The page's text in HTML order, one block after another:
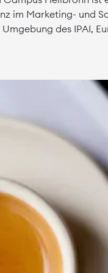
im Marketing- und
des IPAI,